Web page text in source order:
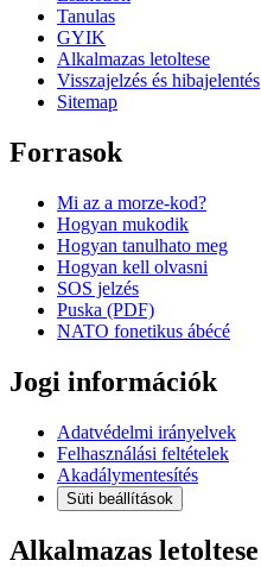
Tanulas
GYIK
Alkalmazas letoltese
Visszajelzés és hibajelentés
Sitemap
Forrasok
Mi az a morze-kod?
Hogyan mukodik
Hogyan tanulhato meg
Hogyan kell olvasni
SOS jelzés
Puska (PDF)
NATO fonetikus ábécé
Jogi információk
Adatvédelmi irányelvek
Felhasználási feltételek
Akadálymentesítés
Süti beállítások
Alkalmazas letoltese